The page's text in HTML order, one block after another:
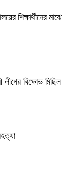
শিক্ষার্থীদের মাঝে
লীগের বিক্ষোভ মিছিল